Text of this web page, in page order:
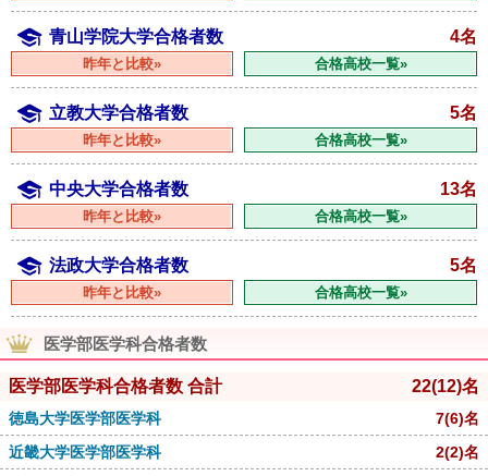
青山学院大学合格者数 4名
昨年と比較» 合格高校一覧»
立教大学合格者数 5名
昨年と比較» 合格高校一覧»
中央大学合格者数 13名
昨年と比較» 合格高校一覧»
法政大学合格者数 5名
昨年と比較» 合格高校一覧»
医学部医学科合格者数
医学部医学科合格者数 合計 22(12)名
徳島大学医学部医学科 7(6)名
近畿大学医学部医学科
2(2)名